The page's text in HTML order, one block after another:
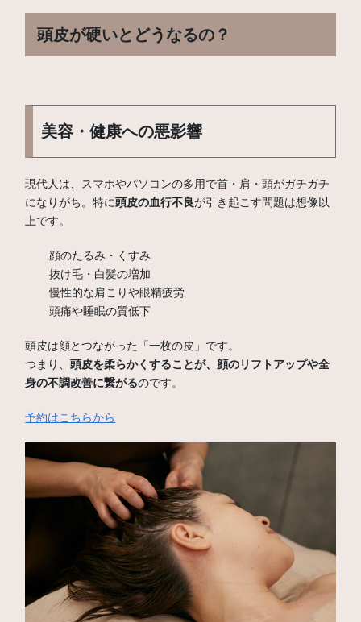
頭皮が硬いとどうなるの？
美容・健康への悪影響
現代人は、スマホやパソコンの多用で首・肩・頭がガチガチ
になりがち。特に頭皮の血行不良が引き起こす問題は想像以
上です。
顔のたるみ・くすみ
抜け毛・白髪の増加
慢性的な肩こりや眼精疲労
頭痛や睡眠の質低下
頭皮は顔とつながった「一枚の皮」です。
つまり、頭皮を柔らかくすることが、顔のリフトアップや全
身の不調改善に繋がるのです。
予約はこちらから